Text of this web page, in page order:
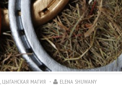
, ЦЫГАНСКАЯ МАГИЯ ELENA SHUWANY